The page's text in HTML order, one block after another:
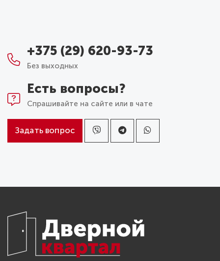
+375 (29) 620-93-73
Без выходных
Есть вопросы?
Спрашивайте на сайте или в чате
Задать вопрос